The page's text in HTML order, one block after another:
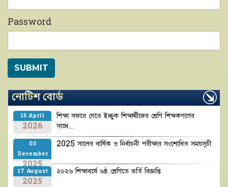
Password
নোটিশ বোর্ড
15 April
2026
শিক্ষা সফরে যেতে ইচ্ছুক শিক্ষার্থীদের শ্রেণি শিক্ষকগণের
সাথে...
03
December
2025
2025 সালের বার্ষিক ও নির্বাচনী পরীক্ষার সংশোধিত সময়সূচী
17 August
2025
২০২৬ শিক্ষাবর্ষে ৬ষ্ঠ শ্রেণিতে ভর্তি বিজ্ঞপ্তি